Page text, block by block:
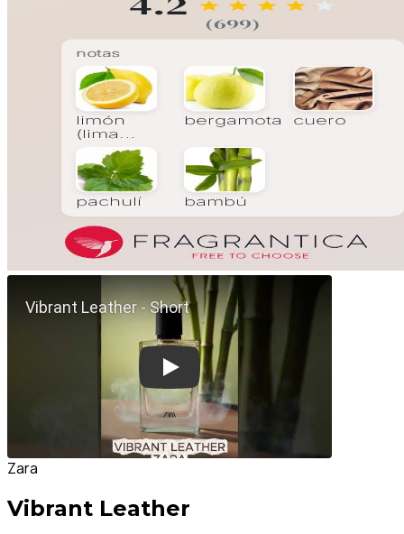
Reproducir Short
Zara
Vibrant Leather